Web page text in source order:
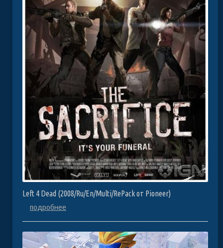
Left 4 Dead (2008/Ru/En/Multi/RePack от Pioneer)
подробнее